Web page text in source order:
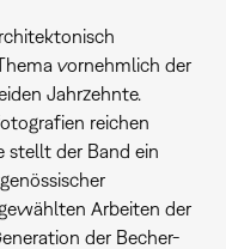
vornehmlich der
Jahrzehnte.
reichen
stellt der Band ein
Arbeiten der
der Becher-